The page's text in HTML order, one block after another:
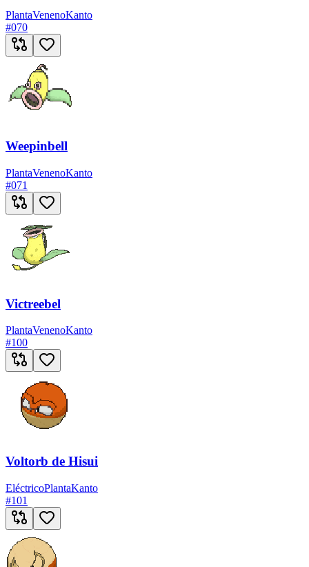
PlantaVenenoKanto
#070
Weepinbell
PlantaVenenoKanto
#071
Victreebel
PlantaVenenoKanto
#100
Voltorb de Hisui
EléctricoPlantaKanto
#101